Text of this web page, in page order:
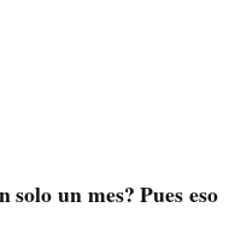
un mes? Pues eso